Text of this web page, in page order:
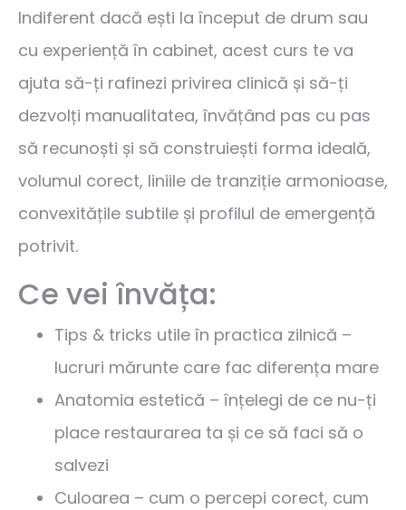
Indiferent dacă ești la început de drum sau
cu experiență în cabinet, acest curs te va
ajuta să-ți rafinezi privirea clinică și să-ți
dezvolți manualitatea, învățând pas cu pas
să recunoști și să construiești forma ideală,
volumul corect, liniile de tranziție armonioase,
convexitățile subtile și profilul de emergență
potrivit.
Ce vei învăța:
Tips & tricks utile în practica zilnică –
lucruri mărunte care fac diferența mare
Anatomia estetică – înțelegi de ce nu-ți
place restaurarea ta și ce să faci să o
salvezi
Culoarea – cum o percepi corect, cum